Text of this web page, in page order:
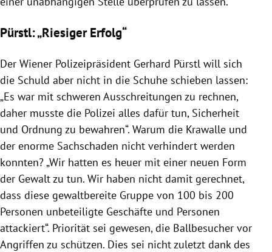
Pürstl: „Riesiger Erfolg“
Der Wiener Polizeipräsident Gerhard Pürstl will sich
die Schuld aber nicht in die Schuhe schieben lassen:
„Es war mit schweren Ausschreitungen zu rechnen,
daher musste die Polizei alles dafür tun, Sicherheit
und Ordnung zu bewahren“. Warum die Krawalle und
der enorme Sachschaden nicht verhindert werden
konnten? „Wir hatten es heuer mit einer neuen Form
der Gewalt zu tun. Wir haben nicht damit gerechnet,
dass diese gewaltbereite Gruppe von 100 bis 200
Personen unbeteiligte Geschäfte und Personen
attackiert“. Priorität sei gewesen, die Ballbesucher vor
Angriffen zu schützen. Dies sei nicht zuletzt dank des